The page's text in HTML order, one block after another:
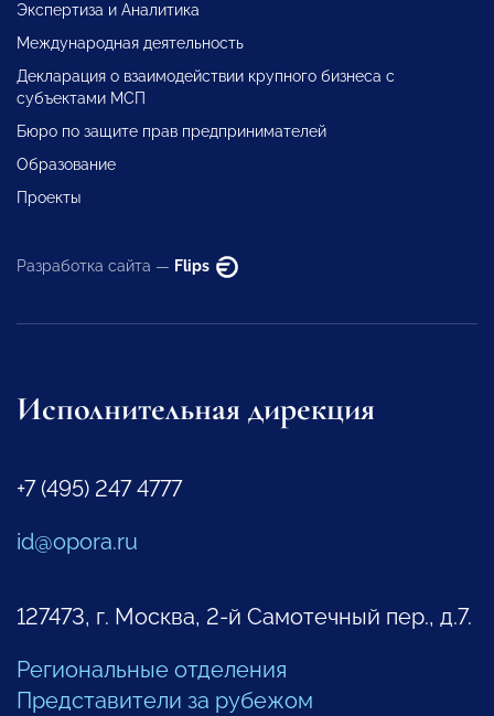
Экспертиза и Аналитика
Международная деятельность
Декларация о взаимодействии крупного бизнеса с
субъектами МСП
Бюро по защите прав предпринимателей
Образование
Проекты
Разработка сайта — Flips
Исполнительная дирекция
+7 (495) 247 4777
id@opora.ru
127473, г. Москва, 2-й Самотечный пер., д.7.
Региональные отделения
Представители за рубежом